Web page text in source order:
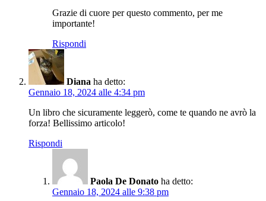
Grazie di cuore per questo commento, per me
importante!
Rispondi
Diana ha detto:
Gennaio 18, 2024 alle 4:34 pm
Un libro che sicuramente leggerò, come te quando ne avrò la
forza! Bellissimo articolo!
Rispondi
Paola De Donato ha detto:
Gennaio 18, 2024 alle 9:38 pm